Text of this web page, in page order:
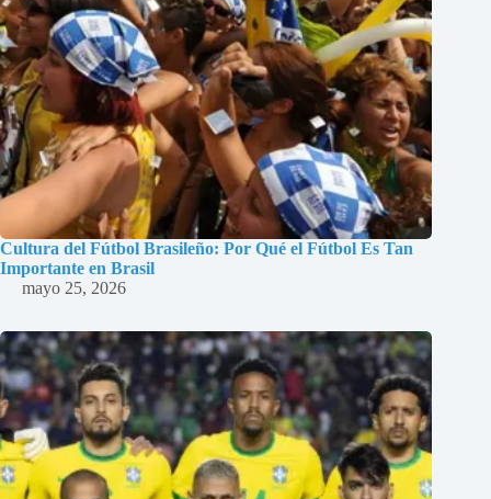
Cultura del Fútbol Brasileño: Por Qué el Fútbol Es Tan
Importante en Brasil
mayo 25, 2026